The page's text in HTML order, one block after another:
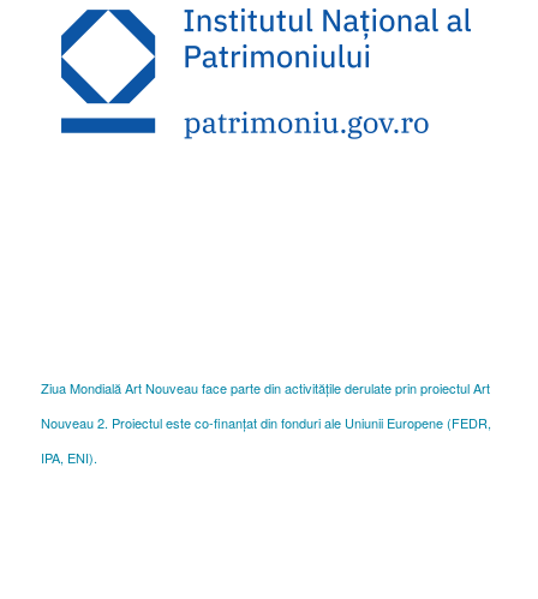
Ziua Mondială Art Nouveau face parte din activitățile derulate prin proiectul Art
Nouveau 2. Proiectul este co-finanțat din fonduri ale Uniunii Europene (FEDR,
IPA, ENI).